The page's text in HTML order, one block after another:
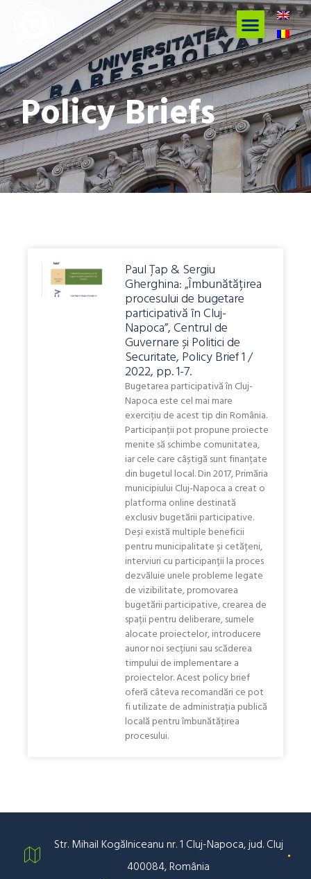
Policy Briefs
Paul Țap & Sergiu
Gherghina: „Îmbunătățirea
procesului de bugetare
participativă în Cluj-
Napoca”, Centrul de
Guvernare și Politici de
Securitate, Policy Brief 1 /
2022, pp. 1-7.
Bugetarea participativă în Cluj-
Napoca este cel mai mare
exercițiu de acest tip din România.
Participanții pot propune proiecte
menite să schimbe comunitatea,
iar cele care câștigă sunt finanțate
din bugetul local. Din 2017, Primăria
municipiului Cluj-Napoca a creat o
platforma online destinată
exclusiv bugetării participative.
Deși există multiple beneficii
pentru municipalitate și cetățeni,
interviuri cu participanții la proces
dezvăluie unele probleme legate
de vizibilitate, promovarea
bugetării participative, crearea de
spații pentru deliberare, sumele
alocate proiectelor, introducere
aunor noi secțiuni sau scăderea
timpului de implementare a
proiectelor. Acest policy brief
oferă câteva recomandări ce pot
fi utilizate de administrația publică
locală pentru îmbunătățirea
procesului.
Str. Mihail Kogălniceanu nr. 1 Cluj-Napoca, jud. Cluj
400084, România